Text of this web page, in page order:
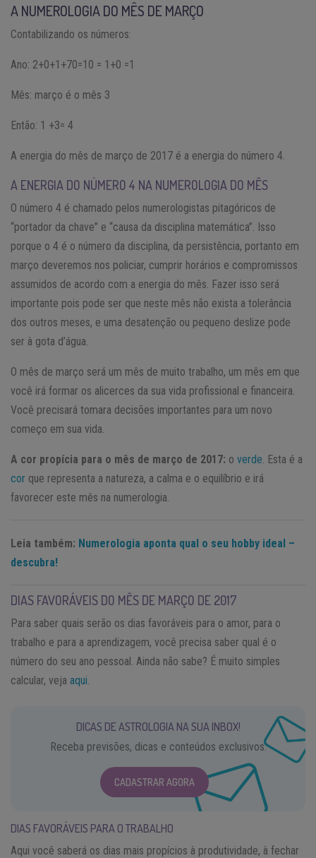
A NUMEROLOGIA DO MÊS DE MARÇO
Contabilizando os números:
Ano: 2+0+1+70=10 = 1+0 =1
Mês: março é o mês 3
Então: 1 +3= 4
A energia do mês de março de 2017 é a energia do número 4.
A ENERGIA DO NÚMERO 4 NA NUMEROLOGIA DO MÊS
O número 4 é chamado pelos numerologistas pitagóricos de
“portador da chave” e “causa da disciplina matemática”. Isso
porque o 4 é o número da disciplina, da persistência, portanto em
março deveremos nos policiar, cumprir horários e compromissos
assumidos de acordo com a energia do mês. Fazer isso será
importante pois pode ser que neste mês não exista a tolerância
dos outros meses, e uma desatenção ou pequeno deslize pode
ser à gota d’água.
O mês de março será um mês de muito trabalho, um mês em que
você irá formar os alicerces da sua vida profissional e financeira.
Você precisará tomara decisões importantes para um novo
começo em sua vida.
A cor propícia para o mês de março de 2017: o verde . Esta é a
cor que representa a natureza, a calma e o equilíbrio e irá
favorecer este mês na numerologia.
Leia também: Numerologia aponta qual o seu hobby ideal –
descubra!
DIAS FAVORÁVEIS DO MÊS DE MARÇO DE 2017
Para saber quais serão os dias favoráveis para o amor, para o
trabalho e para a aprendizagem, você precisa saber qual é o
número do seu ano pessoal. Ainda não sabe? É muito simples
calcular, veja aqui.
DICAS DE ASTROLOGIA NA SUA INBOX!
Receba previsões, dicas e conteúdos exclusivos.
CADASTRAR AGORA
DIAS FAVORÁVEIS PARA O TRABALHO
Aqui você saberá os dias mais propícios à produtividade, à fechar